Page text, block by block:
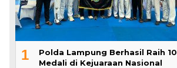
1
Polda Lampung Berhasil Raih 10
Medali di Kejuaraan Nasional